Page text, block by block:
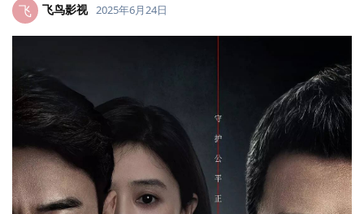
飞 飞鸟影视 2025年6月24日